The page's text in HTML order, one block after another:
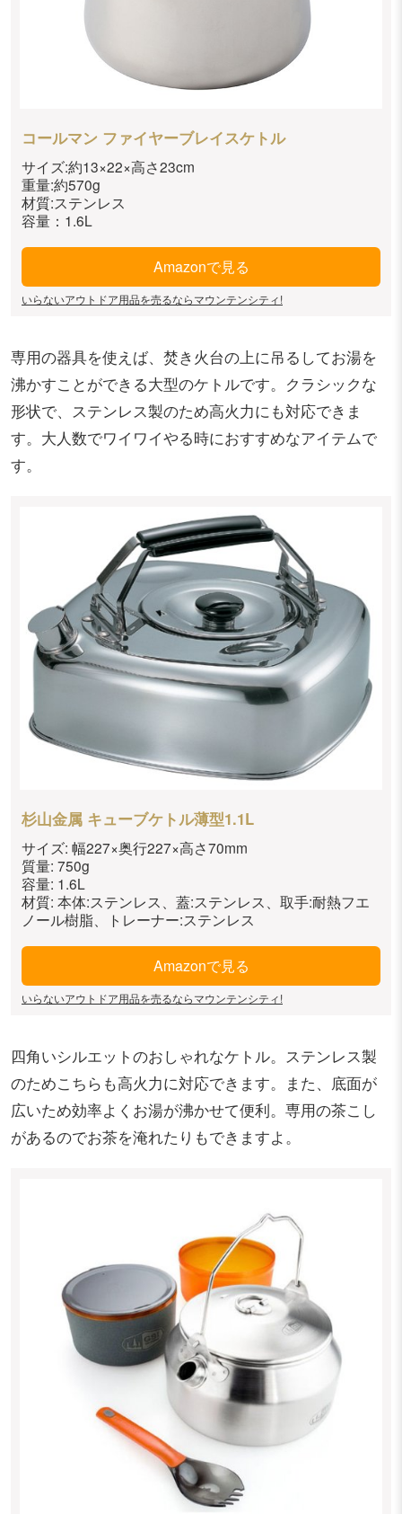
コールマン ファイヤーブレイスケトル
サイズ:約13×22×高さ23cm
重量:約570g
材質:ステンレス
容量：1.6L
Amazonで見る
いらないアウトドア用品を売るならマウンテンシティ!
専用の器具を使えば、焚き火台の上に吊るしてお湯を
沸かすことができる大型のケトルです。クラシックな
形状で、ステンレス製のため高火力にも対応できま
す。大人数でワイワイやる時におすすめなアイテムで
す。
杉山金属 キューブケトル薄型1.1L
サイズ: 幅227×奥行227×高さ70mm
質量: 750g
容量: 1.6L
材質: 本体:ステンレス、蓋:ステンレス、取手:耐熱フエ
ノール樹脂、トレーナー:ステンレス
Amazonで見る
いらないアウトドア用品を売るならマウンテンシティ!
四角いシルエットのおしゃれなケトル。ステンレス製
のためこちらも高火力に対応できます。また、底面が
広いため効率よくお湯が沸かせて便利。専用の茶こし
があるのでお茶を淹れたりもできますよ。